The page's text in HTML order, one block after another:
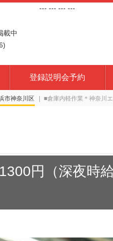
--- --- --- ---
載中
登録説明会予約
市神奈川区 ■倉庫内軽作業＊神奈川
円（深夜時